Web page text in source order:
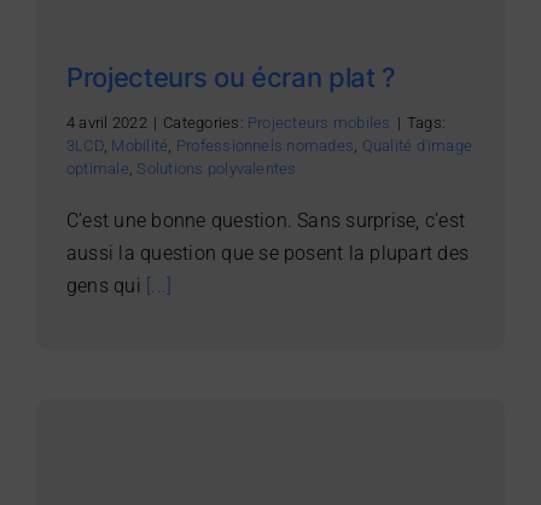
Projecteurs ou écran plat ?
4 avril 2022 | Categories: Projecteurs mobiles | Tags:
3LCD, Mobilité Professionnels nomades Qualité d'image
optimale Solutions polyvalentes
C’est une bonne question. Sans surprise, c’est
aussi la question que se posent la plupart des
gens qui [...]